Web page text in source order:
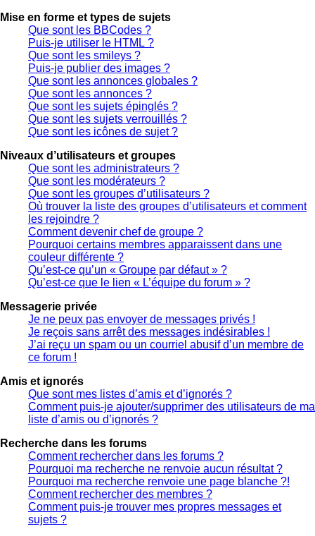
Mise en forme et types de sujets
Que sont les BBCodes ?
Puis-je utiliser le HTML ?
Que sont les smileys ?
Puis-je publier des images ?
Que sont les annonces globales ?
Que sont les annonces ?
Que sont les sujets épinglés ?
Que sont les sujets verrouillés ?
Que sont les icônes de sujet ?
Niveaux d’utilisateurs et groupes
Que sont les administrateurs ?
Que sont les modérateurs ?
Que sont les groupes d’utilisateurs ?
Où trouver la liste des groupes d’utilisateurs et comment
les rejoindre ?
Comment devenir chef de groupe ?
Pourquoi certains membres apparaissent dans une
couleur différente ?
Qu’est-ce qu’un « Groupe par défaut » ?
Qu’est-ce que le lien « L’équipe du forum » ?
Messagerie privée
Je ne peux pas envoyer de messages privés !
Je reçois sans arrêt des messages indésirables !
J’ai reçu un spam ou un courriel abusif d’un membre de
ce forum !
Amis et ignorés
Que sont mes listes d’amis et d’ignorés ?
Comment puis-je ajouter/supprimer des utilisateurs de ma
liste d’amis ou d’ignorés ?
Recherche dans les forums
Comment rechercher dans les forums ?
Pourquoi ma recherche ne renvoie aucun résultat ?
Pourquoi ma recherche renvoie une page blanche ?!
Comment rechercher des membres ?
Comment puis-je trouver mes propres messages et
sujets ?